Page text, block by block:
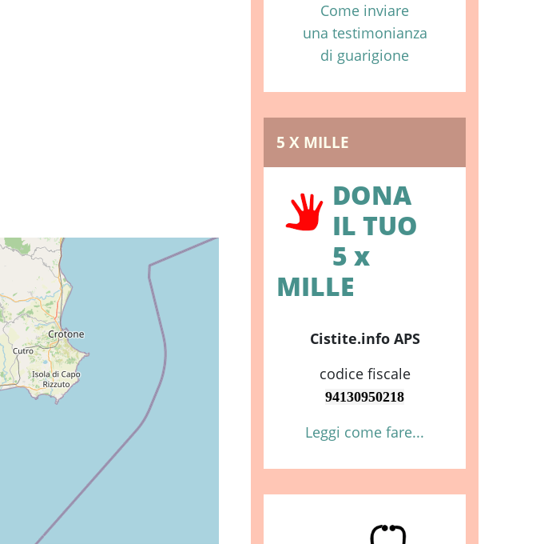
Come inviare
una testimonianza
di guarigione
5 X MILLE
DONA
IL TUO
5 x
MILLE
Cistite.info APS
codice fiscale
94130950218
Leggi come fare...